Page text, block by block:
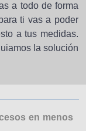
a todo de forma
ti vas a poder
a tus medidas.
la solución
en menos